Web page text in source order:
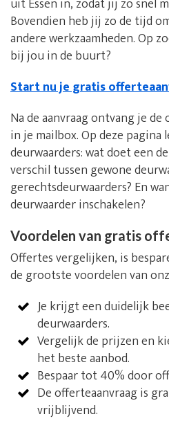
uit Essen in, zodat jij zo snel
Bovendien heb jij zo de tijd
andere werkzaamheden. Op
bij jou in de buurt?
Start nu je gratis
Na de aanvraag ontvang je
in je mailbox. Op deze pagina
deurwaarders: wat doet een
verschil tussen gewone
gerechtsdeurwaarders? En
deurwaarder inschakelen?
Voordelen van gratis
Offertes vergelijken, is
de grootste voordelen van
Je krijgt een duidelijk
deurwaarders.
Vergelijk de prijzen en
het beste aanbod.
Bespaar tot 40% door
De offerteaanvraag is
vrijblijvend.